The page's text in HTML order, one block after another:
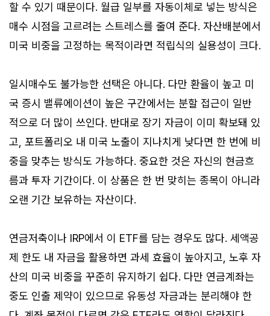
할 수 있기 때문이다. 월급 일부를 자동이체로 넣는 방식은
매수 시점을 고르려는 스트레스를 줄여 준다. 자산배분에서
미국 비중을 고정하는 목적이라면 적립식의 실용성이 크다.
일시매수도 불가능한 선택은 아니다. 다만 환율이 높고 미
국 증시 밸류에이션이 높은 구간에서는 분할 접근이 일반
적으로 더 많이 쓰인다. 반대로 장기 자금이 이미 확보돼 있
고, 포트폴리오 내 미국 노출이 지나치게 낮다면 한 번에 비
중을 맞추는 방식도 가능하다. 중요한 것은 자신의 현금흐
름과 투자 기간이다. 이 상품은 한 번 맞히는 종목이 아니라
오랜 기간 보유하는 자산이다.
연금저축이나 IRP에서 이 ETF를 담는 경우도 많다. 세액공
제 한도 내 자금을 활용하면 과세 효율이 높아지고, 노후 자
산의 미국 비중을 꾸준히 유지하기 쉽다. 다만 연금계좌는
중도 인출 제약이 있으므로 유동성 자금과는 분리해야 한